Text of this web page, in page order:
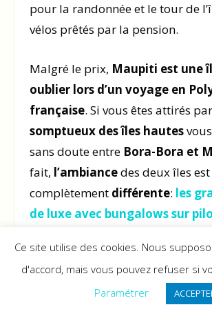
pour la randonnée et le tour de
vélos prêtés par la pension.
Malgré le prix, Maupiti est une
oublier lors d’un voyage en
française. Si vous êtes attirés par
somptueux des îles hautes
sans doute entre Bora-Bora et
fait, l’ambiancedes deux îles est
complètement différente: les
de luxe avec bungalows sur
mais tellement attachantes à
trop difficile de choisir, je ne
conseiller de visiter les deux îles !
Ce site utilise des cookies. Nous
d'accord, mais vous pouvez refuser si
Paramétrer